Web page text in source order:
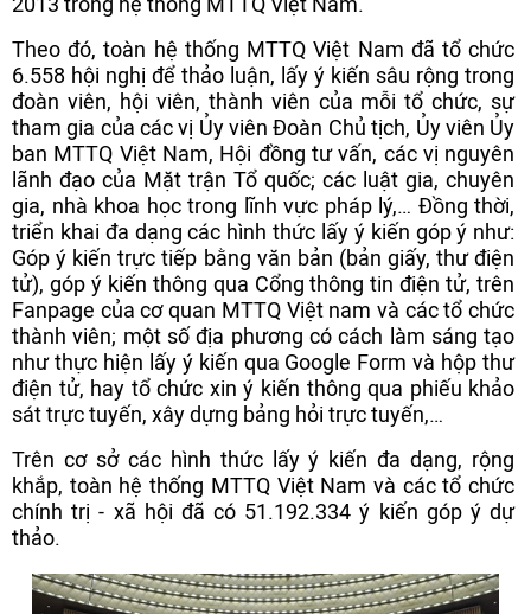
Theo đó, toàn hệ thống MTTQ Việt Nam đã tổ chức
6.558 hội nghị để thảo luận, lấy ý kiến sâu rộng trong
đoàn viên, hội viên, thành viên của mỗi tổ chức, sự
tham gia của các vị Ủy viên Đoàn Chủ tịch, Ủy viên Ủy
ban MTTQ Việt Nam, Hội đồng tư vấn, các vị nguyên
lãnh đạo của Mặt trận Tổ quốc; các luật gia, chuyên
gia, nhà khoa học trong lĩnh vực pháp lý,… Đồng thời,
triển khai đa dạng các hình thức lấy ý kiến góp ý như:
Góp ý kiến trực tiếp bằng văn bản (bản giấy, thư điện
tử), góp ý kiến thông qua Cổng thông tin điện tử, trên
Fanpage của cơ quan MTTQ Việt nam và các tổ chức
thành viên; một số địa phương có cách làm sáng tạo
như thực hiện lấy ý kiến qua Google Form và hộp thư
điện tử, hay tổ chức xin ý kiến thông qua phiếu khảo
sát trực tuyến, xây dựng bảng hỏi trực tuyến,…
Trên cơ sở các hình thức lấy ý kiến đa dạng, rộng
khắp, toàn hệ thống MTTQ Việt Nam và các tổ chức
chính trị - xã hội đã có 51.192.334 ý kiến góp ý dự
thảo.